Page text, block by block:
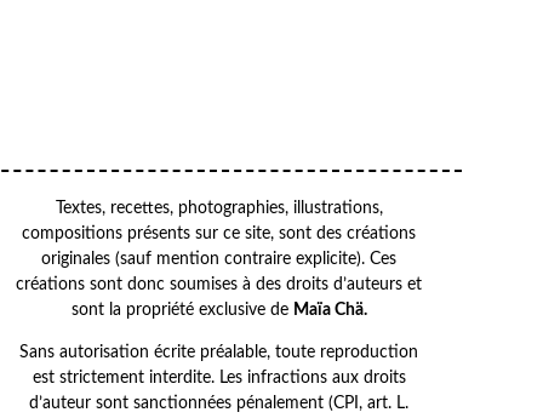
Textes, recettes, photographies, illustrations,
compositions présents sur ce site, sont des créations
originales (sauf mention contraire explicite). Ces
créations sont donc soumises à des droits d’auteurs et
sont la propriété exclusive de Maïa Chä.
Sans autorisation écrite préalable, toute reproduction
est strictement interdite. Les infractions aux droits
d’auteur sont sanctionnées pénalement (CPI, art. L.